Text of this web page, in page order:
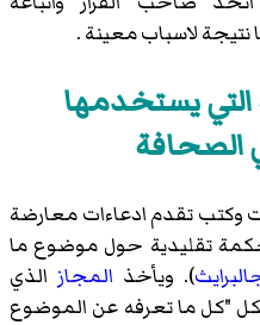
لاسباب معينة .
التي يستخدمها
الصحافة
وكتب تقدم ادعاءات معارضة
تقليدية حول موضوع ما
). ويأخذ المجاز الذي
"كل ما تعرفه عن الموضوع